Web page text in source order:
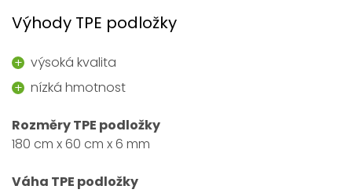
Výhody TPE podložky
výsoká kvalita
nízká hmotnost
Rozměry TPE podložky
180 cm x 60 cm x 6 mm
Váha TPE podložky